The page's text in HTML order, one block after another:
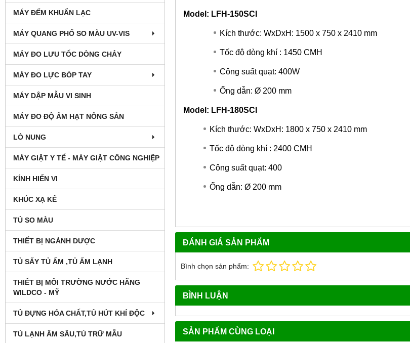
MÁY ĐẾM KHUẨN LẠC
MÁY QUANG PHỔ SO MÀU UV-VIS
MÁY ĐO LƯU TỐC DÒNG CHẢY
MÁY ĐO LỰC BÓP TAY
MÁY DẬP MẪU VI SINH
MÁY ĐO ĐỘ ẨM HẠT NÔNG SẢN
LÒ NUNG
MÁY GIẶT Y TẾ - MÁY GIẶT CÔNG NGHIỆP
KÍNH HIỂN VI
KHÚC XẠ KẾ
TỦ SO MÀU
THIẾT BỊ NGÀNH DƯỢC
TỦ SẤY TỦ ẤM ,TỦ ẤM LẠNH
THIẾT BỊ MÔI TRƯỜNG NƯỚC HÃNG
WILDCO - MỸ
TỦ ĐỰNG HÓA CHẤT,TỦ HÚT KHÍ ĐỘC
TỦ LẠNH ÂM SÂU,TỦ TRỮ MẪU
Model: LFH-150SCI
Kích thước: WxDxH: 1500 x 750 x 2410 mm
Tốc độ dòng khí : 1450 CMH
Công suất quạt: 400W
Ống dẫn: Ø 200 mm
Model: LFH-180SCI
Kích thước: WxDxH: 1800 x 750 x 2410 mm
Tốc độ dòng khí : 2400 CMH
Công suất quạt: 400
Ống dẫn: Ø 200 mm
ĐÁNH GIÁ SẢN PHẨM
Bình chọn sản phẩm:
BÌNH LUẬN
SẢN PHẨM CÙNG LOẠI